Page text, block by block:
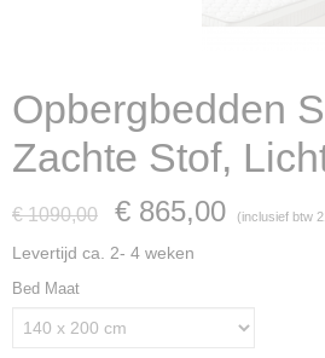
Opbergbedden
Zachte Stof,
€ 1090,00 € 865,00 (inclusief btw
Levertijd ca. 2- 4 weken
Bed Maat